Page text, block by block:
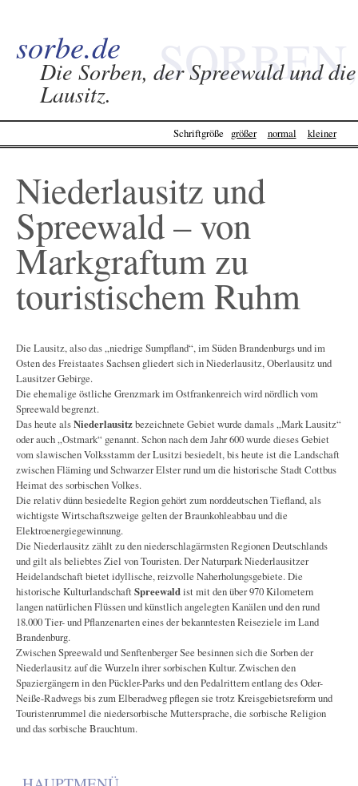
SORBEN,
SPREEWALD &
LAUSITZ -
SORBE.DE
sorbe.de
Die Sorben, der Spreewald und die
Lausitz.
Schriftgröße größer normal kleiner
Niederlausitz und
Spreewald – von
Markgraftum zu
touristischem Ruhm
Die Lausitz, also das „niedrige Sumpfland“, im Süden Brandenburgs und im
Osten des Freistaates Sachsen gliedert sich in Niederlausitz, Oberlausitz und
Lausitzer Gebirge.
Die ehemalige östliche Grenzmark im Ostfrankenreich wird nördlich vom
Spreewald begrenzt.
Das heute alsNiederlausitzbezeichnete Gebiet wurde damals „Mark Lausitz“
oder auch „Ostmark“ genannt. Schon nach dem Jahr 600 wurde dieses Gebiet
vom slawischen Volksstamm der Lusitzi besiedelt, bis heute ist die Landschaft
zwischen Fläming und Schwarzer Elster rund um die historische Stadt Cottbus
Heimat des sorbischen Volkes.
Die relativ dünn besiedelte Region gehört zum norddeutschen Tiefland, als
wichtigste Wirtschaftszweige gelten der Braunkohleabbau und die
Elektroenergiegewinnung.
Die Niederlausitz zählt zu den niederschlagärmsten Regionen Deutschlands
und gilt als beliebtes Ziel von Touristen. Der Naturpark Niederlausitzer
Heidelandschaft bietet idyllische, reizvolle Naherholungsgebiete. Die
historische KulturlandschaftSpreewaldist mit den über 970 Kilometern
langen natürlichen Flüssen und künstlich angelegten Kanälen und den rund
18.000 Tier- und Pflanzenarten eines der bekanntesten Reiseziele im Land
Brandenburg.
Zwischen Spreewald und Senftenberger See besinnen sich die Sorben der
Niederlausitz auf die Wurzeln ihrer sorbischen Kultur. Zwischen den
Spaziergängern in den Pückler-Parks und den Pedalrittern entlang des Oder-
Neiße-Radwegs bis zum Elberadweg pflegen sie trotz Kreisgebietsreform und
Touristenrummel die niedersorbische Muttersprache, die sorbische Religion
und das sorbische Brauchtum.